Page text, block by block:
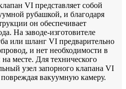
VI представляет собой
рубашкой, и благодаря
он обеспечивает
На заводе-изготовителе
или шланг VI предварительно
и нет необходимости в
месте. Для технического
узел запорного клапана VI
вакуумную камеру.